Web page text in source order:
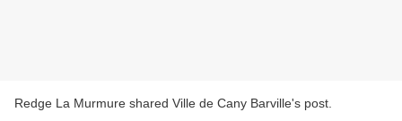
Redge La Murmure shared Ville de Cany Barville's post.